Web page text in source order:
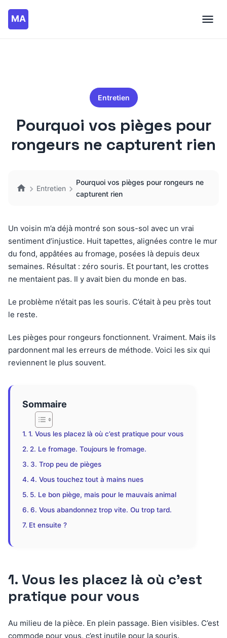
Entretien
Pourquoi vos pièges pour
rongeurs ne capturent rien
Entretien
Pourquoi vos pièges pour rongeurs ne
capturent rien
Un voisin m’a déjà montré son sous-sol avec un vrai
sentiment d’injustice. Huit tapettes, alignées contre le mur
du fond, appâtées au fromage, posées là depuis deux
semaines. Résultat : zéro souris. Et pourtant, les crottes
ne mentaient pas. Il y avait bien du monde en bas.
Le problème n’était pas les souris. C’était à peu près tout
le reste.
Les pièges pour rongeurs fonctionnent. Vraiment. Mais ils
pardonnent mal les erreurs de méthode. Voici les six qui
reviennent le plus souvent.
Sommaire
1. Vous les placez là où c’est pratique pour vous
2. Le fromage. Toujours le fromage.
3. Trop peu de pièges
4. Vous touchez tout à mains nues
5. Le bon piège, mais pour le mauvais animal
6. Vous abandonnez trop vite. Ou trop tard.
Et ensuite ?
1. Vous les placez là où c’est
pratique pour vous
Au milieu de la pièce. En plein passage. Bien visibles. C’est
commode pour vous, c’est inutile pour la souris.